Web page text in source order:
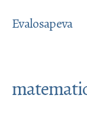
Evalosapeva